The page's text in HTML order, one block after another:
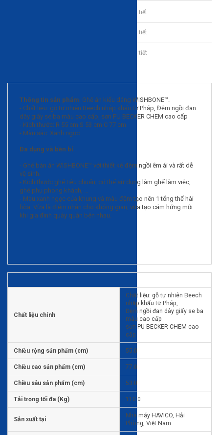
Chi tiết
Chi tiết
Chi tiết
Thông tin sản phẩm: Ghế ăn kiểu dáng WISHBONE™.
- Chất liệu: gỗ tự nhiên Beech nhập khẩu từ Pháp, Đệm ngồi đan
dây giấy se ba màu cao cấp, sơn PU BECKER CHEM cao cấp
- Kích thước: R 55 cm S 53 cm C 77 cm
- Màu sắc: Xanh ngọc
Đa dụng và bền bỉ
- Ghế bàn ăn WISHBONE™ với thiết kế đệm ngồi êm ái và rất dễ
vệ sinh.
- Kích thước ghế tiêu chuẩn, có thể sử dụng làm ghế làm việc,
ghế phụ phòng khách, ...
- Màu xanh ngọc của khung và màu đệm tạo nên 1 tổng thể hài
hòa. Vừa là điểm nhấn cho không gian, vừa tạo cảm hứng mỗi
khi gia đình quây quần bên nhau.
Chất liệu chính
Chất liệu: gỗ tự nhiên Beech
nhập khẩu từ Pháp,
Đệm ngồi đan dây giấy se ba
màu cao cấp
sơn PU BECKER CHEM cao
cấp
Chiều rộng sản phẩm (cm) 55.0
Chiều cao sản phẩm (cm) 77.0
Chiều sâu sản phẩm (cm) 53.0
Tải trọng tối đa (Kg) 110.0
Sản xuất tại
Nhà máy HAVICO, Hải
Phòng, Việt Nam